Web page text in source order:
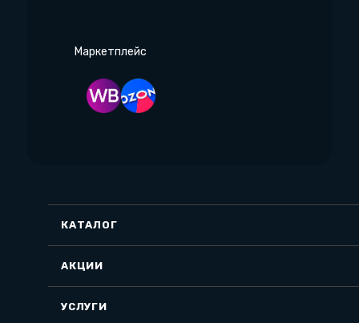
Маркетплейс
КАТАЛОГ
АКЦИИ
УСЛУГИ